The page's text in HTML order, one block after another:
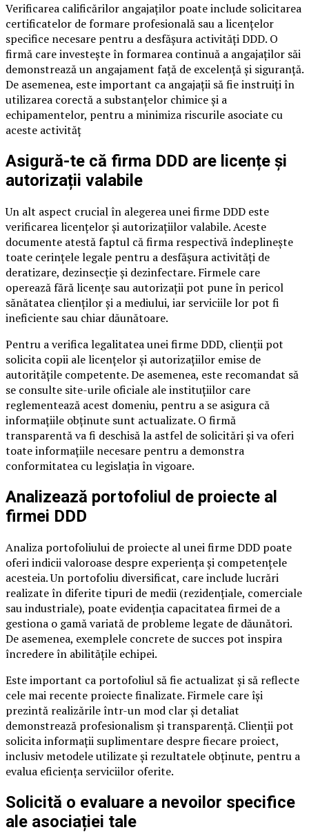
Verificarea calificărilor angajaților poate include solicitarea
certificatelor de formare profesională sau a licențelor
specifice necesare pentru a desfășura activități DDD. O
firmă care investește în formarea continuă a angajaților săi
demonstrează un angajament față de excelență și siguranță.
De asemenea, este important ca angajații să fie instruiți în
utilizarea corectă a substanțelor chimice și a
echipamentelor, pentru a minimiza riscurile asociate cu
aceste activităț
Asigură-te că firma DDD are licențe și
autorizații valabile
Un alt aspect crucial în alegerea unei firme DDD este
verificarea licențelor și autorizațiilor valabile. Aceste
documente atestă faptul că firma respectivă îndeplinește
toate cerințele legale pentru a desfășura activități de
deratizare, dezinsecție și dezinfectare. Firmele care
operează fără licențe sau autorizații pot pune în pericol
sănătatea clienților și a mediului, iar serviciile lor pot fi
ineficiente sau chiar dăunătoare.
Pentru a verifica legalitatea unei firme DDD, clienții pot
solicita copii ale licențelor și autorizațiilor emise de
autoritățile competente. De asemenea, este recomandat să
se consulte site-urile oficiale ale instituțiilor care
reglementează acest domeniu, pentru a se asigura că
informațiile obținute sunt actualizate. O firmă
transparentă va fi deschisă la astfel de solicitări și va oferi
toate informațiile necesare pentru a demonstra
conformitatea cu legislația în vigoare.
Analizează portofoliul de proiecte al
firmei DDD
Analiza portofoliului de proiecte al unei firme DDD poate
oferi indicii valoroase despre experiența și competențele
acesteia. Un portofoliu diversificat, care include lucrări
realizate în diferite tipuri de medii (rezidențiale, comerciale
sau industriale), poate evidenția capacitatea firmei de a
gestiona o gamă variată de probleme legate de dăunători.
De asemenea, exemplele concrete de succes pot inspira
încredere în abilitățile echipei.
Este important ca portofoliul să fie actualizat și să reflecte
cele mai recente proiecte finalizate. Firmele care își
prezintă realizările într-un mod clar și detaliat
demonstrează profesionalism și transparență. Clienții pot
solicita informații suplimentare despre fiecare proiect,
inclusiv metodele utilizate și rezultatele obținute, pentru a
evalua eficiența serviciilor oferite.
Solicită o evaluare a nevoilor specifice
ale asociației tale